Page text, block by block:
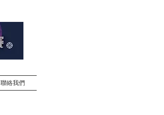
聯絡我們